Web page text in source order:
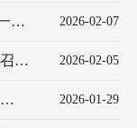
次
2026-02-07
开
2026-02-05
2026-01-29